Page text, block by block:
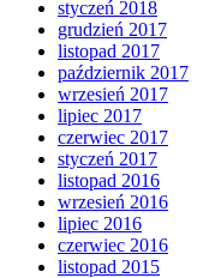
styczeń 2018
grudzień 2017
listopad 2017
październik 2017
wrzesień 2017
lipiec 2017
czerwiec 2017
styczeń 2017
listopad 2016
wrzesień 2016
lipiec 2016
czerwiec 2016
listopad 2015